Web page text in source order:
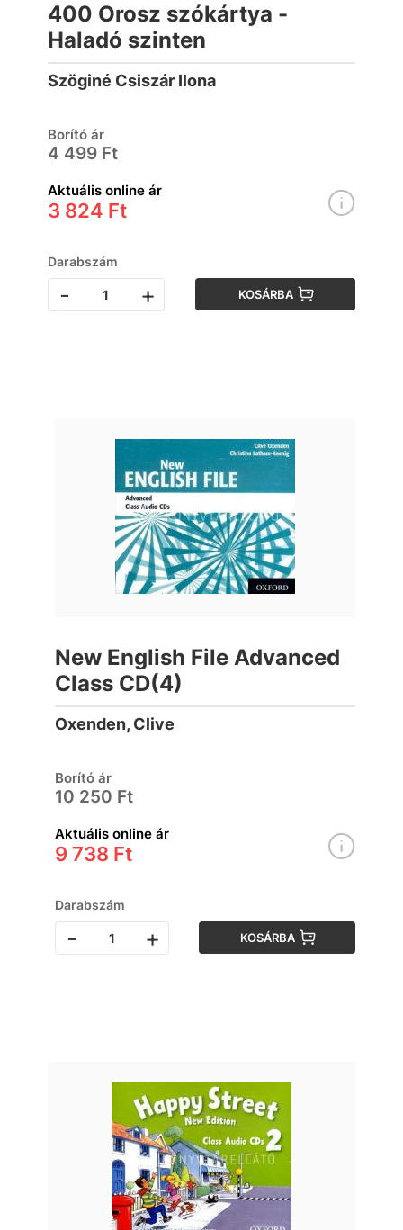
400 Orosz szókártya -
Haladó szinten
Szöginé Csiszár Ilona
Borító ár
4 499 Ft
Aktuális online ár
3 824 Ft
Darabszám
- + KOSÁRBA
New English File Advanced
Class CD(4)
Oxenden, Clive
Borító ár
10 250 Ft
Aktuális online ár
9 738 Ft
Darabszám
- + KOSÁRBA